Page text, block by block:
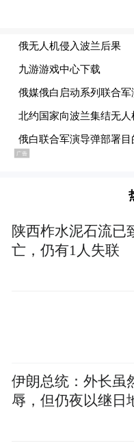
国家炒作所谓俄
部-2025”联合军
感到紧张。据俄塔
合军演将于本月
举行。演习的主
武器以及“榛树”导
波兰总理图斯克9
11日将完全关闭
路口岸。波兰内
尽管CNN称，此
突爆发以来北约“
陕西柞水泥石流已
亡，仍有1人失联
伊朗总统：外长虽
辱，但仍夜以继日